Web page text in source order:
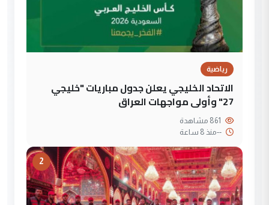
رياضية
الاتحاد الخليجي يعلن جدول مباريات "خليجي
27" وأولى مواجهات العراق
--منذ 8 ساعة
2